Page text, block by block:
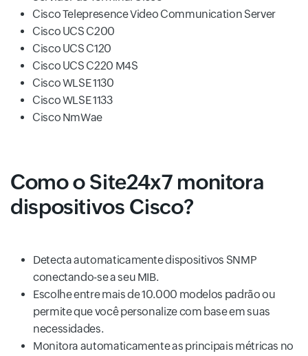
Cisco Telepresence Video Communication Server
Cisco UCS C200
Cisco UCS C120
Cisco UCS C220 M4S
Cisco WLSE 1130
Cisco WLSE 1133
Cisco NmWae
Como o Site24x7 monitora
dispositivos Cisco?
Detecta automaticamente dispositivos SNMP
conectando-se a seu MIB.
Escolhe entre mais de 10.000 modelos padrão ou
permite que você personalize com base em suas
necessidades.
Monitora automaticamente as principais métricas no